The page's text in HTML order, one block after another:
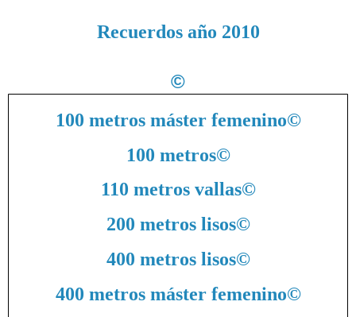
Recuerdos año 2010
©
100 metros máster femenino©
100 metros©
110 metros vallas©
200 metros lisos©
400 metros lisos©
400 metros máster femenino©